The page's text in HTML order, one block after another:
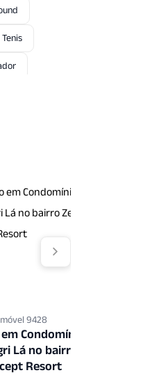
9428
Condomínio
Lá no bairro
Resort